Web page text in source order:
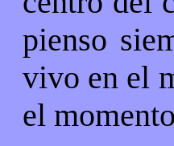
pienso
vivo en el
el